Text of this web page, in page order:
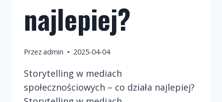
najlepiej?
Przezadmin 2025-04-04
Storytelling w mediach
społecznościowych – co działa najlepiej?